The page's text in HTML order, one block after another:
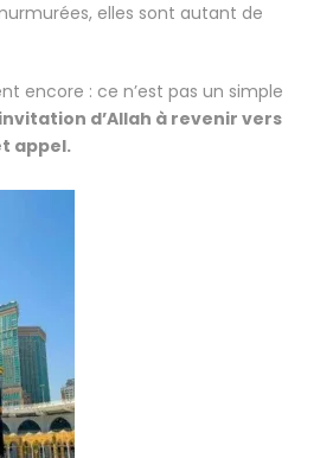
elles sont autant de
encore : ce n’est pas un simple
d’Allah à revenir vers
appel.